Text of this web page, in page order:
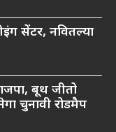
सेंटर, नवितल्या
बूथ जीतो
चुनावी रोडमैप